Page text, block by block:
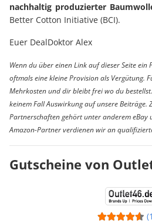
nachhaltig produzierter
Better Cotton Initiative (BCI).
Euer DealDoktor Alex
Wenn du über einen Link auf dieser Seite
oftmals eine kleine Provision als Vergütung.
Mehrkosten und dir bleibt frei wo du
keinem Fall Auswirkung auf unsere
Partnerschaften gehört unter anderem eBay
Amazon-Partner verdienen wir an
Gutscheine von